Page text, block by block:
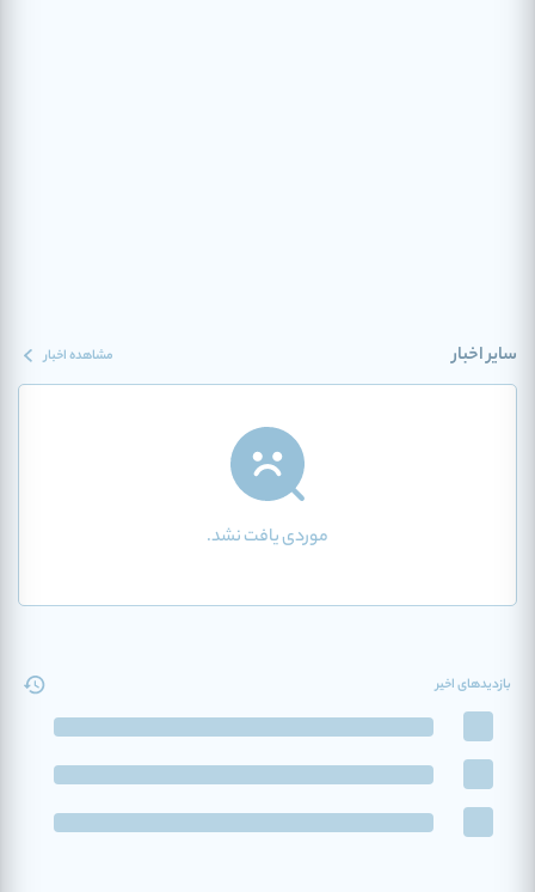
سایر اخبار مشاهده اخبار
موردی یافت نشد.
بازدیدهای اخیر